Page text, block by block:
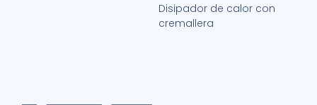
Disipador de calor con
cremallera